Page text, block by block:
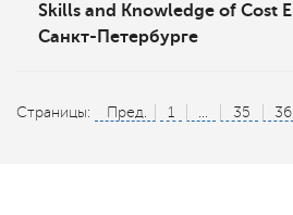
Skills and Knowledge of Cost
Санкт-Петербурге
Страницы: Пред. 1 ... 35 36